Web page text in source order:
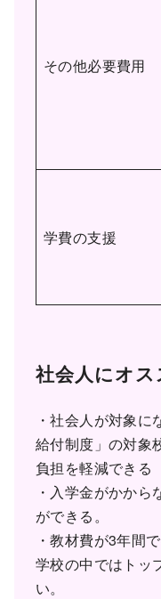
その他必要費用
学費の支援
社会人にオ
・社会人が対象
給付制度」の対象
負担を軽減できる
・入学金がかか
ができる。
・教材費が3年間
学校の中ではトッ
い。